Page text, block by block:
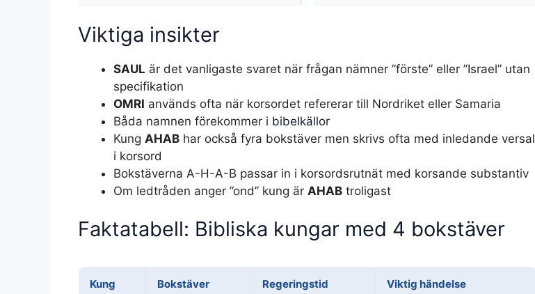
Viktiga insikter
SAUL är det vanligaste svaret när frågan nämner ”förste” eller ”Israel” utan
specifikation
OMRI används ofta när korsordet refererar till Nordriket eller Samaria
Båda namnen förekommer i bibelkällor
Kung AHAB har också fyra bokstäver men skrivs ofta med inledande versal
i korsord
Bokstäverna A-H-A-B passar in i korsordsrutnät med korsande substantiv
Om ledtråden anger ”ond” kung är AHAB troligast
Faktatabell: Bibliska kungar med 4 bokstäver
Kung Bokstäver Regeringstid Viktig händelse